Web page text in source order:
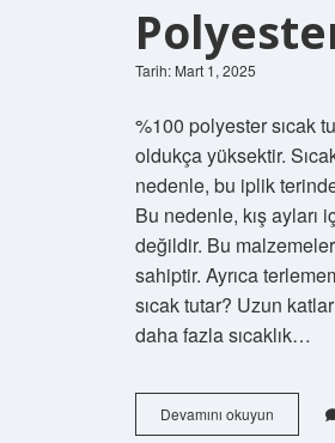
Tarih: Mart 1, 2025
%100 polyester sıcak
oldukça yüksektir.
nedenle, bu iplik
Bu nedenle, kış
değildir. Bu
sahiptir. Ayrıca
sıcak tutar? Uzun
daha fazla sıcaklık…
Devamını okuyun Polyester
Mont